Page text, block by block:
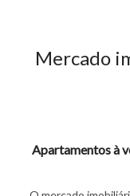
Mercado
Apartamentos à